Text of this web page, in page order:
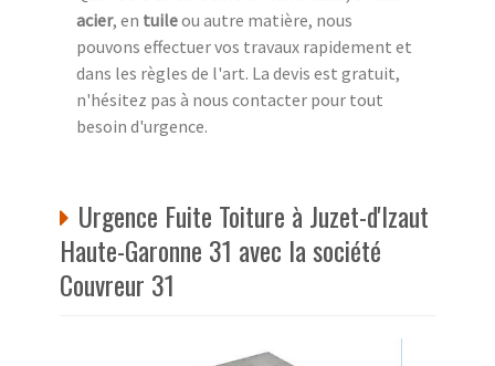
acier, en tuileou autre matière, nous
pouvons effectuer vos travaux rapidement et
dans les règles de l'art. La devis est gratuit,
n'hésitez pas à nous contacter pour tout
besoin d'urgence.
Urgence Fuite Toiture à Juzet-d'Izaut
Haute-Garonne 31 avec la société
Couvreur 31